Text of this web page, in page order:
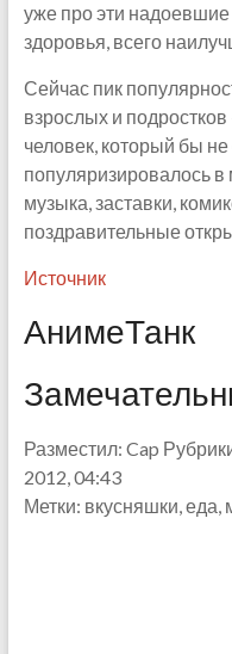
уже про эти надоевшие
здоровья, всего
Сейчас пик
взрослых и
человек, который бы
популяризировалось
музыка, заставки,
поздравительные
Источник
АнимеТанк
Разместил: Cap
2012, 04:43
Метки: вкусняшки, еда,